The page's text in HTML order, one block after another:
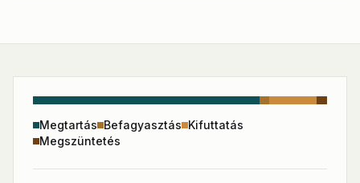
Megtartás Befagyasztás Kifuttatás
Megszüntetés